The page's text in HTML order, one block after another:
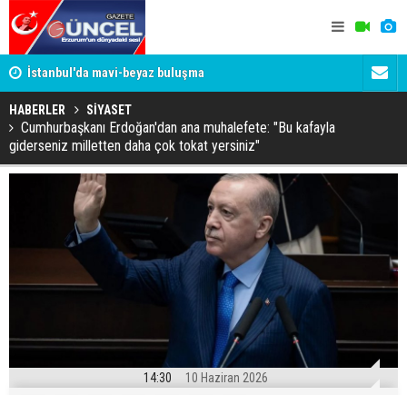
İstanbul'da mavi-beyaz buluşma
HABERLER SİYASET
Cumhurbaşkanı Erdoğan'dan ana muhalefete: "Bu kafayla
giderseniz milletten daha çok tokat yersiniz"
14:30 10 Haziran 2026